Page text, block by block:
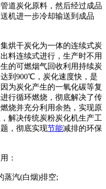
道炭化原料，然后经过成品
机进一步冷却输送到成品
烘干炭化为一体的连续式炭
料连续式进行，生产时不用
的可燃烟气回收利用持续炭
到900℃，炭化速度快，是
为炭化产生的一氧化碳等复
行循环燃烧，彻底解决了传
烧并充分利用余热，实现原
解决传统炭粉炭化机生产工
，彻底实现节能减排的环保
：
蒸汽(白烟)排空;